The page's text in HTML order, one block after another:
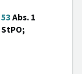
53Abs. 1
StPO;